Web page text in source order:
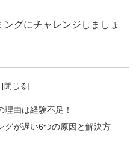
グにチャレンジしましょ
理由は経験不足！
グが遅い6つの原因と解決方